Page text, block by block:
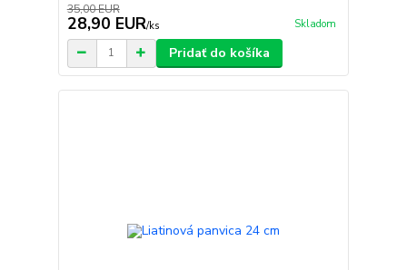
35,00 EUR
28,90 EUR/ks Skladom
Pridať do košíka